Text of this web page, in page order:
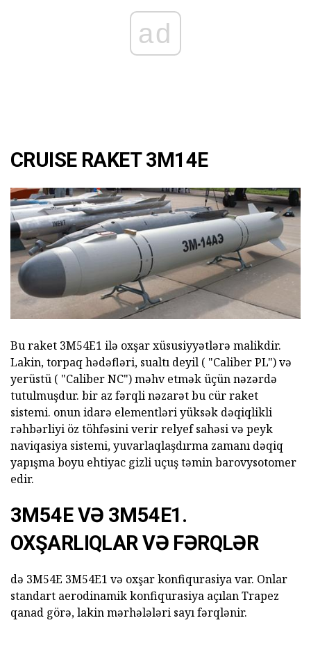
ad
CRUISE RAKET 3M14E
Bu raket 3M54E1 ilə oxşar xüsusiyyətlərə malikdir.
Lakin, torpaq hədəfləri, sualtı deyil ( "Caliber PL") və
yerüstü ( "Caliber NC") məhv etmək üçün nəzərdə
tutulmuşdur. bir az fərqli nəzarət bu cür raket
sistemi. onun idarə elementləri yüksək dəqiqlikli
rəhbərliyi öz töhfəsini verir relyef sahəsi və peyk
naviqasiya sistemi, yuvarlaqlaşdırma zamanı dəqiq
yapışma boyu ehtiyac gizli uçuş təmin barovysotomer
edir.
3M54E VƏ 3M54E1.
OXŞARLIQLAR VƏ FƏRQLƏR
də 3M54E 3M54E1 və oxşar konfiqurasiya var. Onlar
standart aerodinamik konfiqurasiya açılan Trapez
qanad görə, lakin mərhələləri sayı fərqlənir.